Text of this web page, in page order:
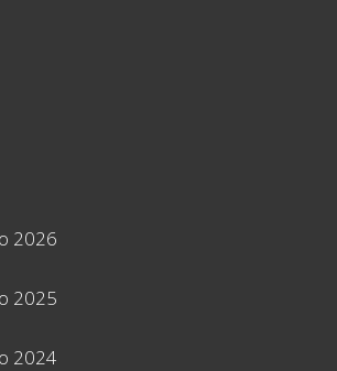
2026
2025
2024